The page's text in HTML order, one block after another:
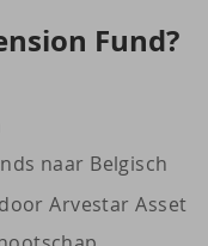
Fund?
naar Belgisch
Arvestar Asset